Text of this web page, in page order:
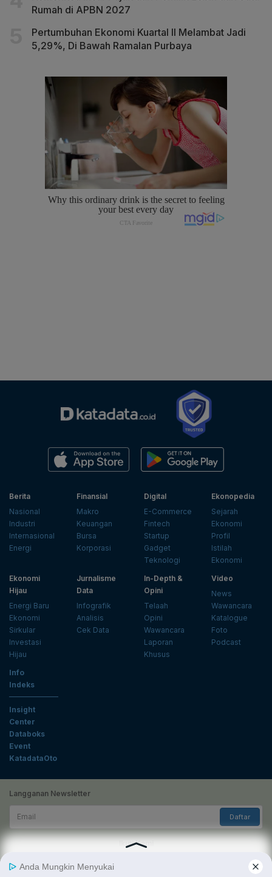
Rumah di APBN 2027
Pertumbuhan Ekonomi Kuartal II Melambat Jadi
5,29%, Di Bawah Ramalan Purbaya
Berita
Nasional
Industri
Internasional
Energi
Finansial
Makro
Keuangan
Bursa
Korporasi
Digital
E-Commerce
Fintech
Startup
Gadget
Teknologi
Ekonopedia
Sejarah
Ekonomi
Profil
Istilah
Ekonomi
Ekonomi
Hijau
Energi Baru
Ekonomi
Sirkular
Investasi
Hijau
Jurnalisme
Data
Infografik
Analisis
Cek Data
In-Depth &
Opini
Telaah
Opini
Wawancara
Laporan
Khusus
Video
News
Wawancara
Katalogue
Foto
Podcast
Info
Indeks
Insight
Center
Databoks
Event
KatadataOto
Langganan Newsletter
Daftar
Ikuti Kami